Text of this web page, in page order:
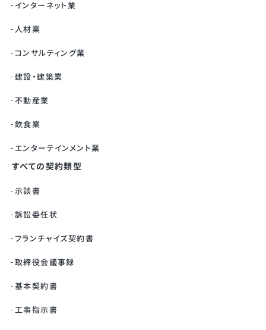
インターネット業
人材業
コンサルティング業
建設・建築業
不動産業
飲食業
エンターテインメント業
すべての契約類型
示談書
訴訟委任状
フランチャイズ契約書
取締役会議事録
基本契約書
工事指示書